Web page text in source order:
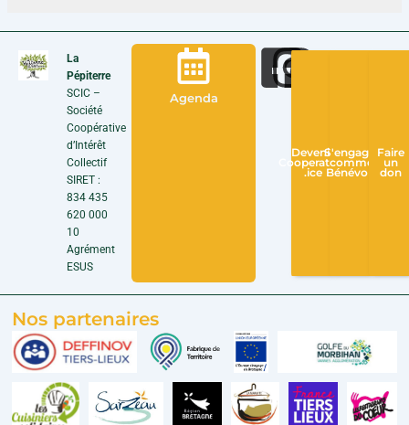
La
Pépiterre
SCIC –
Société
Coopérative
d’Intérêt
Collectif
SIRET :
834 435
620 000
10
Agrément
ESUS
Agenda
Devenir
Cooperateur
.ice
S'engager
comme
Bénévole
Faire
un
don
Nos partenaires